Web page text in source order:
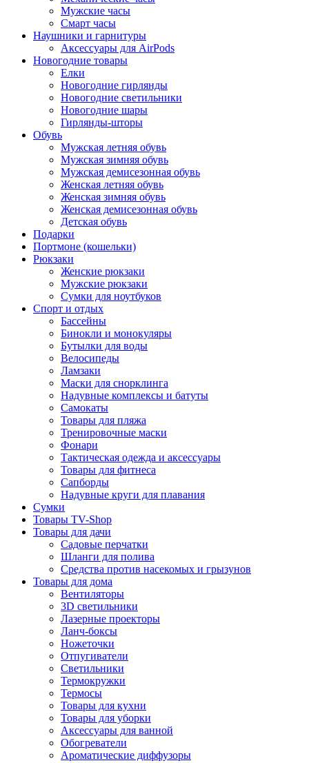
Мужские часы
Смарт часы
Наушники и гарнитуры
Аксессуары для AirPods
Новогодние товары
Елки
Новогодние гирлянды
Новогодние светильники
Новогодние шары
Гирлянды-шторы
Обувь
Мужская летняя обувь
Мужская зимняя обувь
Мужская демисезонная обувь
Женская летняя обувь
Женская зимняя обувь
Женская демисезонная обувь
Детская обувь
Подарки
Портмоне (кошельки)
Рюкзаки
Женские рюкзаки
Мужские рюкзаки
Сумки для ноутбуков
Спорт и отдых
Бассейны
Бинокли и монокуляры
Бутылки для воды
Велосипеды
Ламзаки
Маски для снорклинга
Надувные комплексы и батуты
Самокаты
Товары для пляжа
Тренировочные маски
Фонари
Тактическая одежда и аксессуары
Товары для фитнеса
Сапборды
Надувные круги для плавания
Сумки
Товары TV-Shop
Товары для дачи
Садовые перчатки
Шланги для полива
Средства против насекомых и грызунов
Товары для дома
Вентиляторы
3D светильники
Лазерные проекторы
Ланч-боксы
Ножеточки
Отпугиватели
Светильники
Термокружки
Термосы
Товары для кухни
Товары для уборки
Аксессуары для ванной
Обогреватели
Ароматические диффузоры